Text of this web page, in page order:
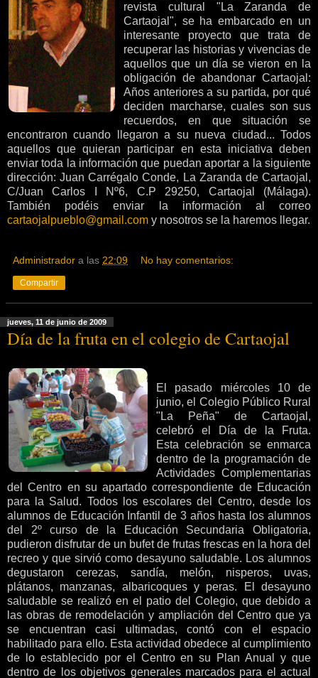
revista cultural "La Zaranda de
Cartaojal", se ha embarcado en un
interesante proyecto que trata de
recuperar las historias y vivencias de
aquellos que un día se vieron en la
obligación de abandonar Cartaojal:
Años anteriores a su partida, por qué
deciden marcharse, cuales son sus
recuerdos, en que situación se
encontraron cuando llegaron a su nueva ciudad... Todos
aquellos que quieran participar en esta iniciativa deben
enviar toda la información que puedan aportar a la siguiente
dirección: Juan Carrégalo Conde, La Zaranda de Cartaojal,
C/Juan Carlos I Nº6, C.P 29250, Cartaojal (Málaga).
También podéis enviar la información al correo
cartaojalpueblo@gmail.com y nosotros se la haremos llegar.
Administrador a las 22:09 No hay comentarios:
Compartir
jueves, 11 de junio de 2009
Día de la fruta en el colegio de Cartaojal
El pasado miércoles 10 de
junio, el Colegio Público Rural
"La Peña" de Cartaojal,
celebró el Día de la Fruta.
Esta celebración se enmarca
dentro de la programación de
Actividades Complementarias
del Centro en su apartado correspondiente de Educación
para la Salud. Todos los escolares del Centro, desde los
alumnos de Educación Infantil de 3 años hasta los alumnos
del 2º curso de la Educación Secundaria Obligatoria,
pudieron disfrutar de un bufet de frutas frescas en la hora del
recreo y que sirvió como desayuno saludable. Los alumnos
degustaron cerezas, sandía, melón, nisperos, uvas,
plátanos, manzanas, albaricoques y peras. El desayuno
saludable se realizó en el patio del Colegio, que debido a
las obras de remodelación y ampliación del Centro que ya
se encuentran casi ultimadas, contó con el espacio
habilitado para ello. Esta actividad obedece al cumplimiento
de lo establecido por el Centro en su Plan Anual y que
dentro de los objetivos generales marcados para el actual